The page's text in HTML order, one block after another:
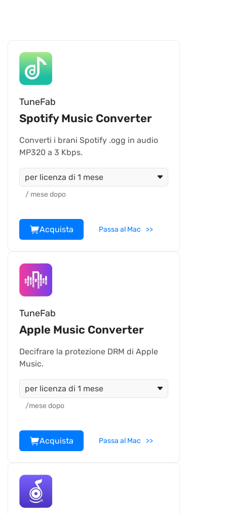
TuneFab
Spotify Music Converter
Converti i brani Spotify .ogg in audio
MP320 a 3 Kbps.
per licenza di 1 mese
/ mese dopo
Acquista Passa al Mac
TuneFab
Apple Music Converter
Decifrare la protezione DRM di Apple
Music.
per licenza di 1 mese
/mese dopo
Acquista Passa al Mac